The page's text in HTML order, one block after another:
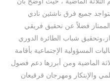
قاعدة نادي الخليج لها مستقبل واعد بتواجد جميع فرق ناشئين ‎نادي
فضلاً عن تحقيق فريقي
شباب الطائرة الدوري
المسؤولية الإجتماعية بأقامة
الثلاثة الماضية ومن أبرزها دعم فصول
والإبتكار ومهرجان قرقيعان